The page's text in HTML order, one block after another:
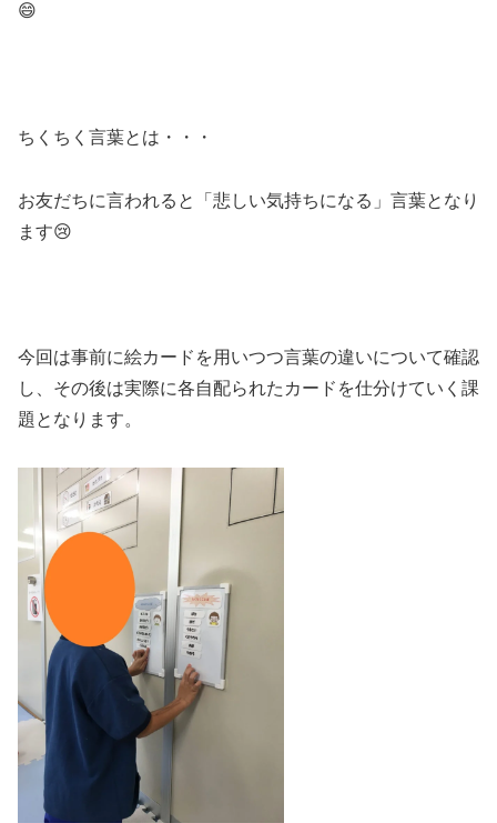
😄
ちくちく言葉とは・・・
お友だちに言われると「悲しい気持ちになる」言葉となり
ます😢
今回は事前に絵カードを用いつつ言葉の違いについて確認
し、その後は実際に各自配られたカードを仕分けていく課
題となります。